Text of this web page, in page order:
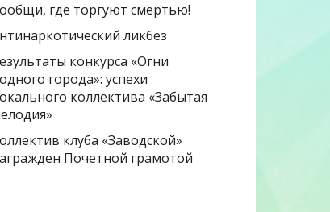
где торгуют смертью!
ликбез
конкурса «Огни
города»: успехи
коллектива «Забытая
клуба «Заводской»
Почетной грамотой